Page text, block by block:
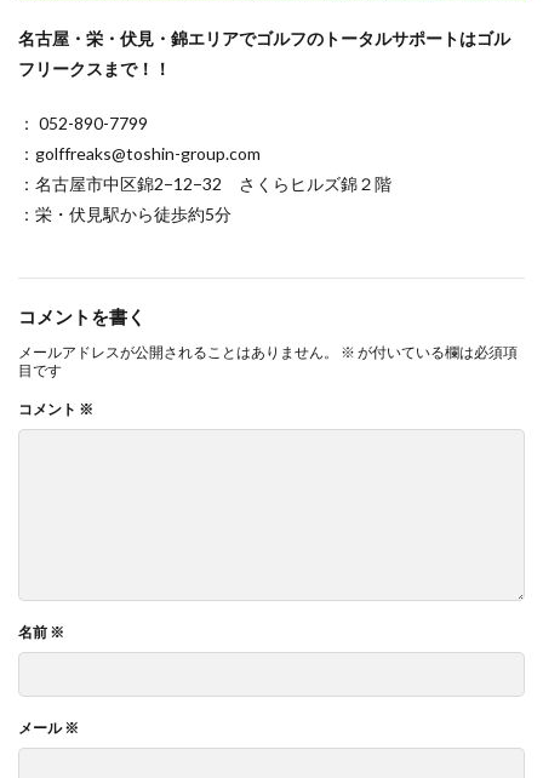
名古屋・栄・伏見・錦エリアでゴルフのトータルサポートはゴル
フリークスまで！！
： 052-890-7799
：golffreaks@toshin-group.com
：名古屋市中区錦2−12−32 さくらヒルズ錦２階
：栄・伏見駅から徒歩約5分
コメントを書く
メールアドレスが公開されることはありません。 ※ が付いている欄は必須項
目です
コメント ※
名前 ※
メール※